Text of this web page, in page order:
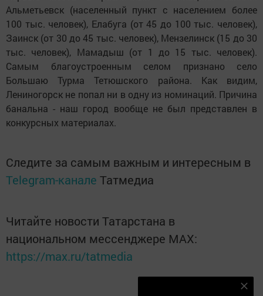
Альметьевск (населенный пункт с населением более
100 тыс. человек), Елабуга (от 45 до 100 тыс. человек),
Заинск (от 30 до 45 тыс. человек), Мензелинск (15 до 30
тыс. человек), Мамадыш (от 1 до 15 тыс. человек).
Самым благоустроенным селом признано село
Большаю Турма Тетюшского района. Как видим,
Лениногорск не попал ни в одну из номинаций. Причина
банальна - наш город вообще не был представлен в
конкурсных материалах.
Следите за самым важным и интересным в
Telegram-канале Татмедиа
Читайте новости Татарстана в
национальном мессенджере MАХ:
https://max.ru/tatmedia